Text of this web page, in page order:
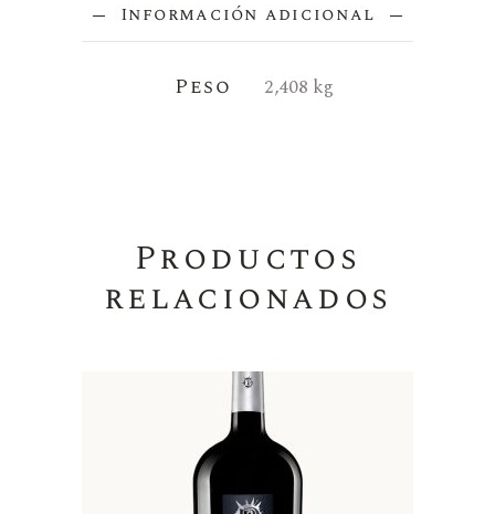
Información adicional
Peso 2,408 kg
Productos
relacionados